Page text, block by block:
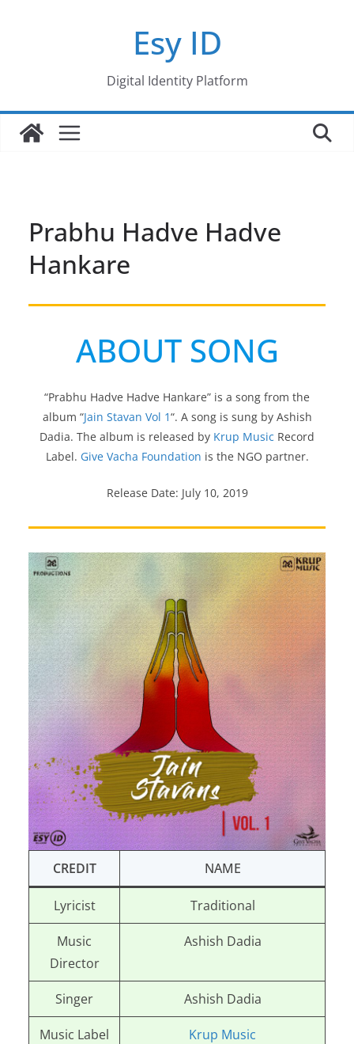
Esy ID
Digital Identity Platform
Prabhu Hadve Hadve
Hankare
ABOUT SONG
“Prabhu Hadve Hadve Hankare” is a song from the
album “Jain Stavan Vol 1“. A song is sung by Ashish
Dadia. The album is released by Krup Music Record
Label. Give Vacha Foundation is the NGO partner.
Release Date: July 10, 2019
CREDIT NAME
Lyricist Traditional
Music
Director
Ashish Dadia
Singer Ashish Dadia
Music Label Krup Music